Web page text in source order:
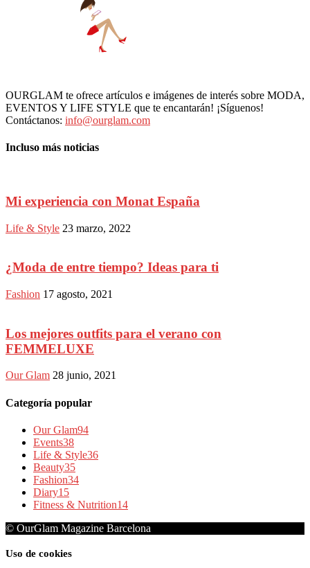
OURGLAM te ofrece artículos e imágenes de interés sobre MODA,
EVENTOS Y LIFE STYLE que te encantarán! ¡Síguenos!
Contáctanos: info@ourglam.com
Incluso más noticias
Mi experiencia con Monat España
Life & Style 23 marzo, 2022
¿Moda de entre tiempo? Ideas para ti
Fashion 17 agosto, 2021
Los mejores outfits para el verano con
FEMMELUXE
Our Glam 28 junio, 2021
Categoría popular
Our Glam94
Events38
Life & Style36
Beauty35
Fashion34
Diary15
Fitness & Nutrition14
© OurGlam Magazine Barcelona
Uso de cookies